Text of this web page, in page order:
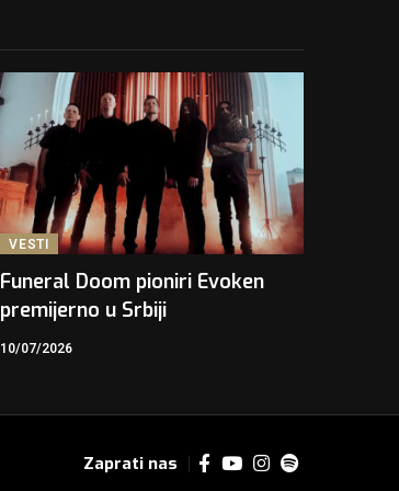
VESTI
Funeral Doom pioniri Evoken
premijerno u Srbiji
10/07/2026
Zaprati nas